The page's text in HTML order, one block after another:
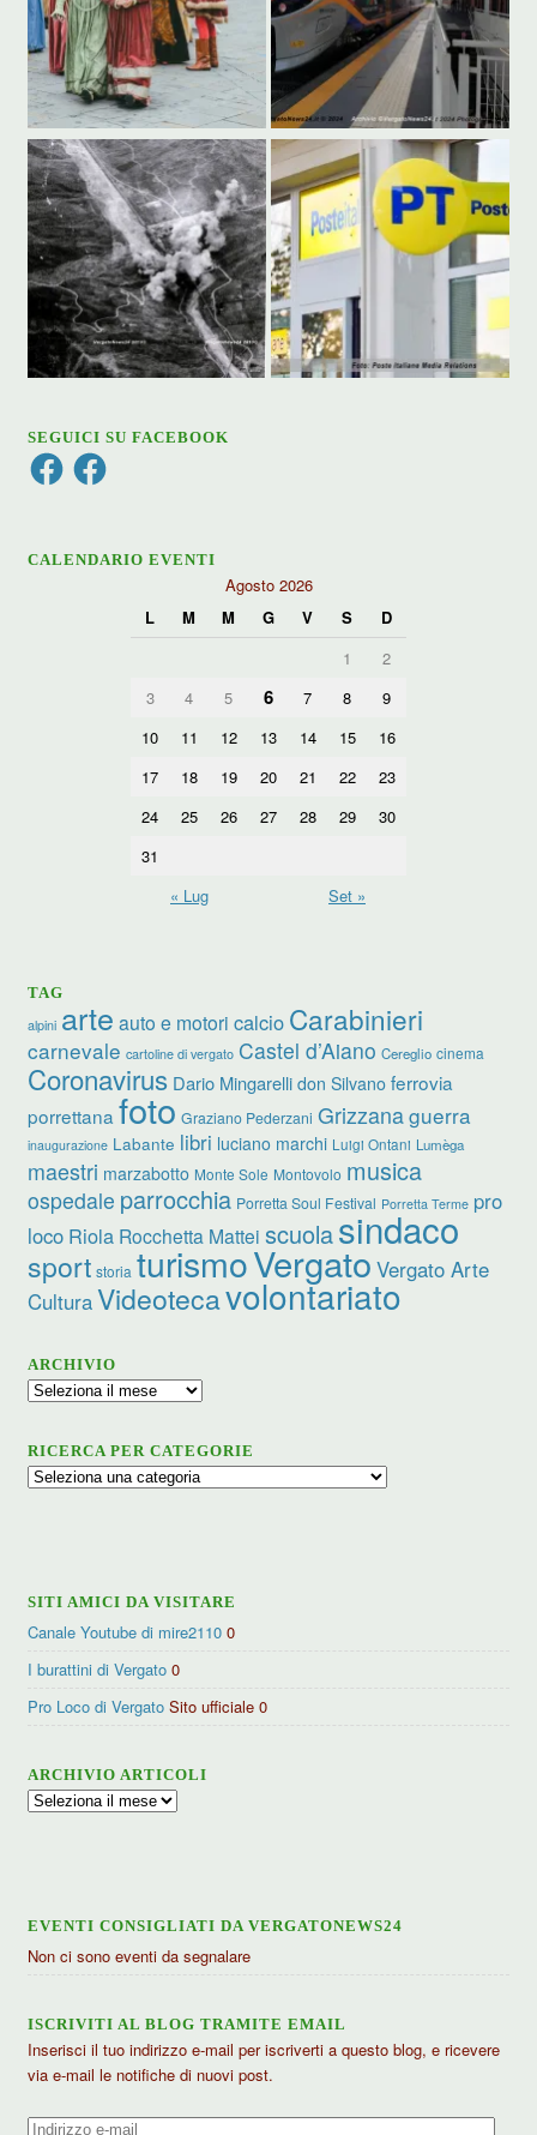
SEGUICI SU FACEBOOK
FacebookFacebook
CALENDARIO EVENTI
Agosto 2026
L
M M G V S
D
1
2
3
4 5 6 7 8
9
10
11 12 13 14 15
16
17
18 19 20 21 22
23
24
25 26 27 28 29
30
31
« Lug
Set »
TAG
alpini arte auto e motori calcio Carabinieri
carnevale cartoline di vergato Castel d’Aiano Cereglio cinema
Coronavirus Dario Mingarelli don Silvano ferrovia
porrettana foto Graziano Pederzani Grizzanaguerra
inaugurazione Labante libri luciano marchi Luigi Ontani Lumèga
maestri marzabotto Monte Sole Montovolo musica
ospedale parrocchia Porretta Soul Festival Porretta Terme pro
loco Riola Rocchetta Mattei scuolasindaco
sport storia turismoVergato Vergato Arte
CulturaVideotecavolontariato
ARCHIVIO
Archivio
RICERCA PER CATEGORIE
Ricerca
SITI AMICI DA VISITARE
Canale Youtube di mire2110 0
I burattini di Vergato 0
Pro Loco di Vergato Sito ufficiale 0
ARCHIVIO ARTICOLI
Archivio
EVENTI CONSIGLIATI DA VERGATONEWS24
Non ci sono eventi da segnalare
ISCRIVITI AL BLOG TRAMITE EMAIL
Inserisci il tuo indirizzo e-mail per iscriverti a questo blog, e ricevere
via e-mail le notifiche di nuovi post.
Indirizzo